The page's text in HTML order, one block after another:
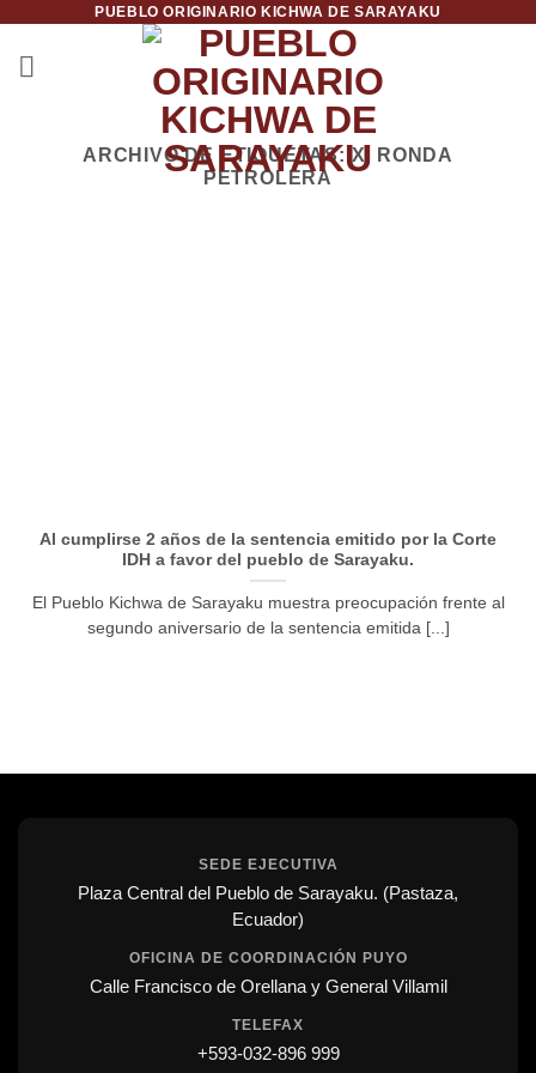
contenido
PUEBLO ORIGINARIO KICHWA DE SARAYAKU
ARCHIVO DE ETIQUETAS: XI RONDA
PETROLERA
Al cumplirse 2 años de la sentencia emitido por la Corte
IDH a favor del pueblo de Sarayaku.
El Pueblo Kichwa de Sarayaku muestra preocupación frente al
segundo aniversario de la sentencia emitida [...]
SEDE EJECUTIVA
Plaza Central del Pueblo de Sarayaku. (Pastaza,
Ecuador)
OFICINA DE COORDINACIÓN PUYO
Calle Francisco de Orellana y General Villamil
TELEFAX
+593-032-896 999